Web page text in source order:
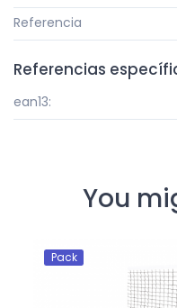
Referencia
Referencias
ean13:
You
Pack